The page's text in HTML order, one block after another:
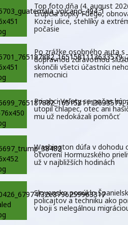
Top foto dňa (4. august
Erupcia sopky Fuego,
Kozej ulice, stehlíky a
počasie
Po zrážke osobného auta s
dopravnou zdravotnou
skončili všetci účastníci
nemocnici
Pri obci Veľaty sa počas
utopil chlapec, otec ani
mu už nedokázali pomôcť
Washington dúfa v dohodu
otvorení Hormuzského
už v najbližších hodinách
Slovensko ponúklo
policajtov a techniku ako
v boji s nelegálnou